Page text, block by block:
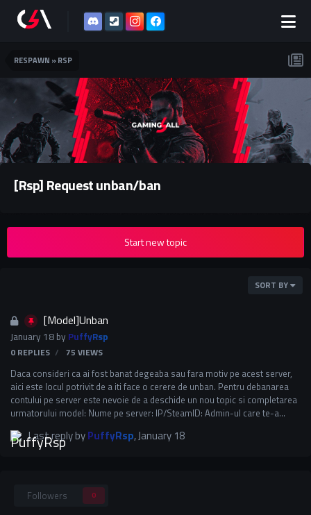
RESPAWN » RSP
[Rsp] Request unban/ban
Start new topic
SORT BY
[Model]Unban
January 18 by PuffyRsp
0 REPLIES 75 VIEWS
Daca consideri ca ai fost banat degeaba sau fara motiv pe acest server,
aici este locul potrivit de a iti face o cerere de unban. Pentru debanarea
contului pe server este nevoie de a deschide un nou topic si completarea
urmatorului model: Nume pe server: IP/SteamID: Admin-ul care te-a
detaliaza: Alte informatii:
Last reply byPuffyRsp,January 18
Followers 0